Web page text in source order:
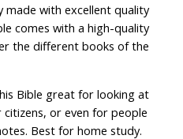
made with excellent quality
comes with a high-quality
the different books of the
Bible great for looking at
or even for people
Best for home study.